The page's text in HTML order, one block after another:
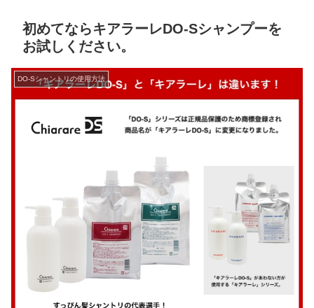
初めてならキアラーレDO-Sシャンプーを
お試しください。
DO-Sシャントリの使用方法